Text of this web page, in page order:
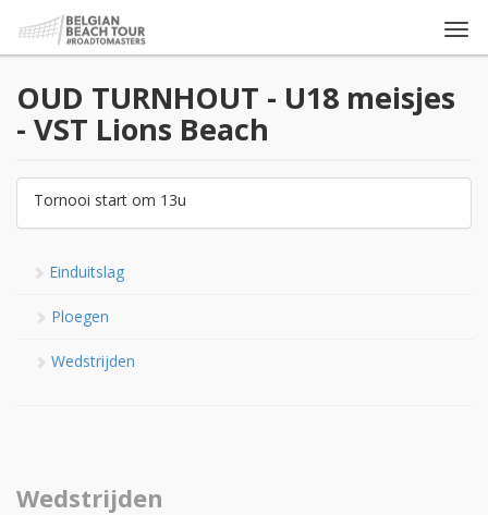
OUD TURNHOUT - U18 meisjes
- VST Lions Beach
Tornooi start om 13u
Einduitslag
Ploegen
Wedstrijden
Wedstrijden